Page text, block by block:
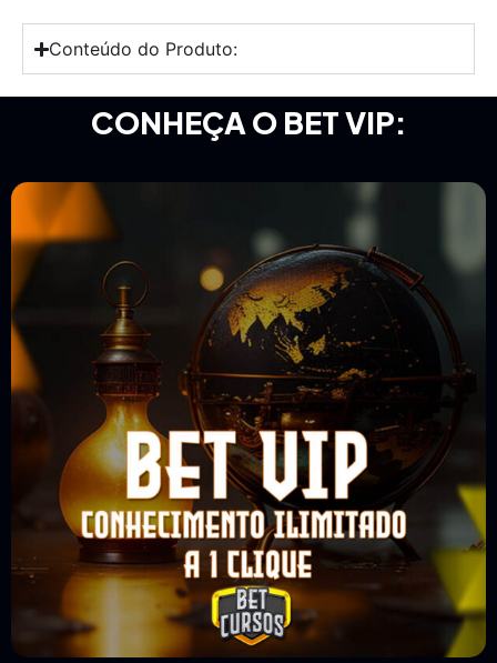
Conteúdo do Produto:
CONHEÇA O BET VIP: